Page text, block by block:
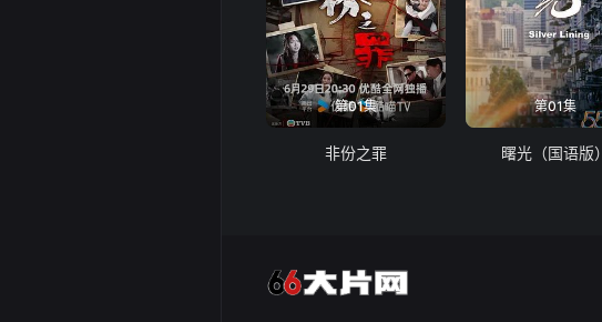
第01集
非份之罪
第01集
曙光（国语版）